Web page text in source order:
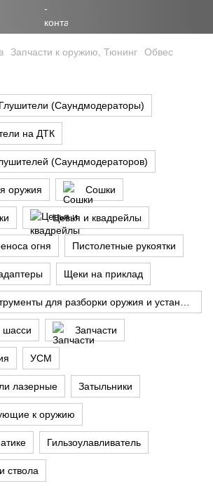
Запчасти к оружию, Тюнинг Обвес
Глушители (Саундмодераторы)
на ДТК
(Саундмодераторов)
оружия Сошки
Цевья и квадрейлы
огня Пистолетные рукоятки
Щеки на приклад
Запчасти
УСМ
лазерные Затыльники
к оружию
Гильзоулавливатель
ствола